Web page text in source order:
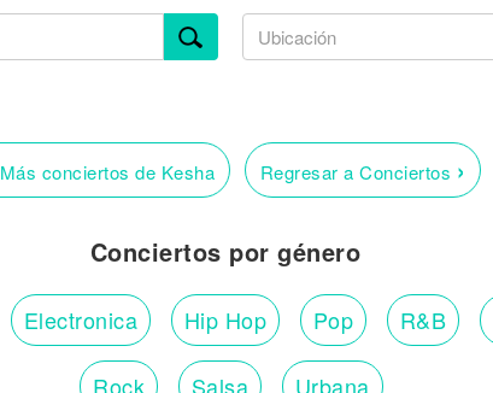
Más conciertos de Kesha Regresar a Conciertos ›
Conciertos por género
Electronica Hip Hop Pop R&B
Rock Salsa Urbana